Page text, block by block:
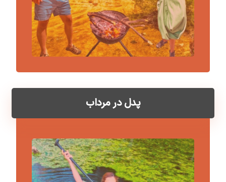
پدل در مرداب